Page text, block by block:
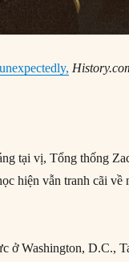
tại vị, Tổng thống
hiện vẫn tranh cãi về
ở Washington, D.C.,